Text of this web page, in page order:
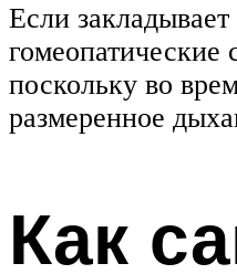
Если
поскольку во
размеренное
Как